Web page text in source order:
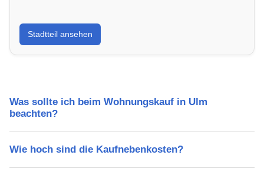
Erfahre mehr über deinen Stadtteil in Ulm:
Lebensqualität, Verkehrsanbindung, Schulen,
Freizeitmöglichkeiten und Mietpreise.
Stadtteil ansehen
Was sollte ich beim Wohnungskauf in Ulm
beachten?
Wie hoch sind die Kaufnebenkosten?